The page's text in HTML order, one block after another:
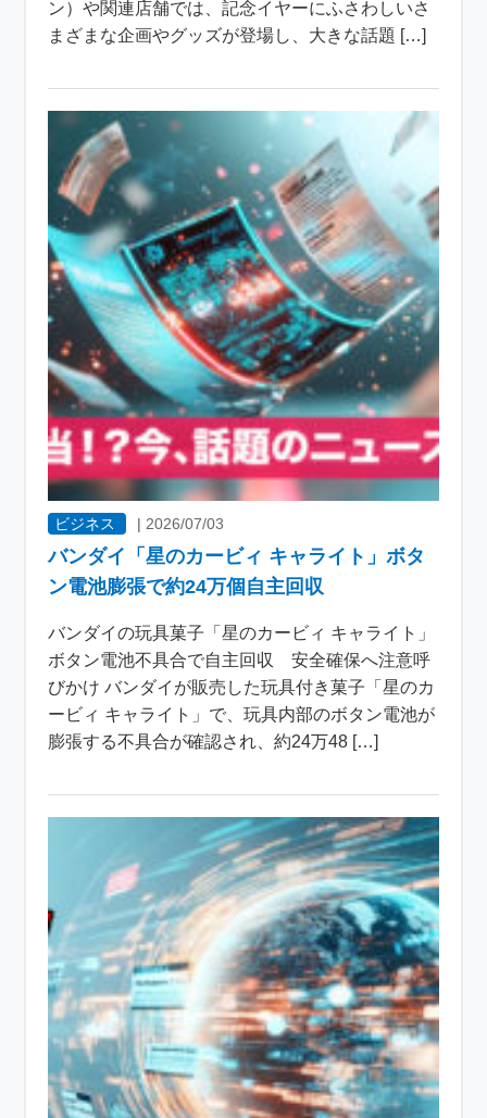
ン）や関連店舗では、記念イヤーにふさわしいさ
まざまな企画やグッズが登場し、大きな話題 […]
ビジネス | 2026/07/03
バンダイ「星のカービィ キャライト」ボタ
ン電池膨張で約24万個自主回収
バンダイの玩具菓子「星のカービィ キャライト」
ボタン電池不具合で自主回収 安全確保へ注意呼
びかけ バンダイが販売した玩具付き菓子「星のカ
ービィ キャライト」で、玩具内部のボタン電池が
膨張する不具合が確認され、約24万48 […]